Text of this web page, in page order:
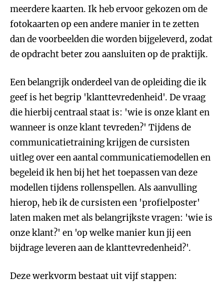
meerdere kaarten. Ik heb ervoor gekozen om de
fotokaarten op een andere manier in te zetten
dan de voorbeelden die worden bijgeleverd, zodat
de opdracht beter zou aansluiten op de praktijk.
Een belangrijk onderdeel van de opleiding die ik
geef is het begrip 'klanttevredenheid'. De vraag
die hierbij centraal staat is: 'wie is onze klant en
wanneer is onze klant tevreden?' Tijdens de
communicatietraining krijgen de cursisten
uitleg over een aantal communicatiemodellen en
begeleid ik hen bij het het toepassen van deze
modellen tijdens rollenspellen. Als aanvulling
hierop, heb ik de cursisten een 'profielposter'
laten maken met als belangrijkste vragen: 'wie is
onze klant?' en 'op welke manier kun jij een
bijdrage leveren aan de klanttevredenheid?'.
Deze werkvorm bestaat uit vijf stappen: